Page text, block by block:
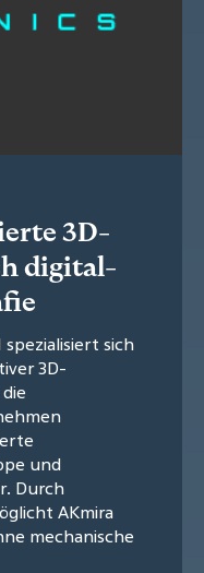
3D-
digital-
spezialisiert sich
3D-
und
Durch
AKmira
mechanische